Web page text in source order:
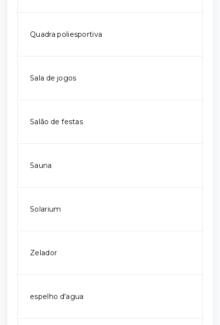
Quadra poliesportiva
Sala de jogos
Salão de festas
Sauna
Solarium
Zelador
espelho d'agua